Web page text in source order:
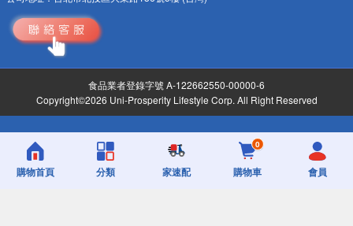
食品業者登錄字號 A-122662550-00000-6
Copyright©2026 Uni-Prosperity Lifestyle Corp. All Right Reserved
購物首頁 分類 家速配
0
購物車 會員